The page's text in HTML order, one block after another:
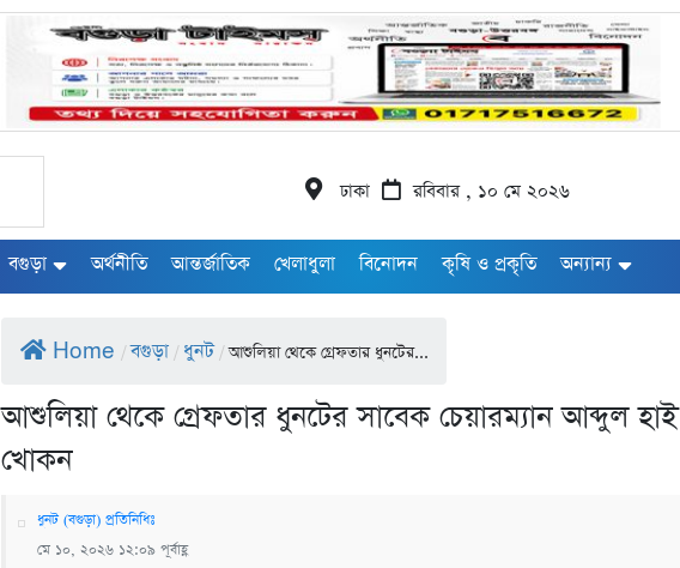
ঢাকা রবিবার , ১০ মে ২০২৬
বগুড়া অর্থনীতি আন্তর্জাতিক খেলাধুলা বিনোদন কৃষি ও প্রকৃতি অন্যান্য
Home / বগুড়া / ধুনট / আশুলিয়া থেকে গ্রেফতার ধুনটের...
আশুলিয়া থেকে গ্রেফতার ধুনটের সাবেক চেয়ারম্যান আব্দুল হাই
খোকন
ধুনট (বগুড়া) প্রতিনিধিঃ
মে ১০, ২০২৬ ১২:০৯ পূর্বাহ্ণ